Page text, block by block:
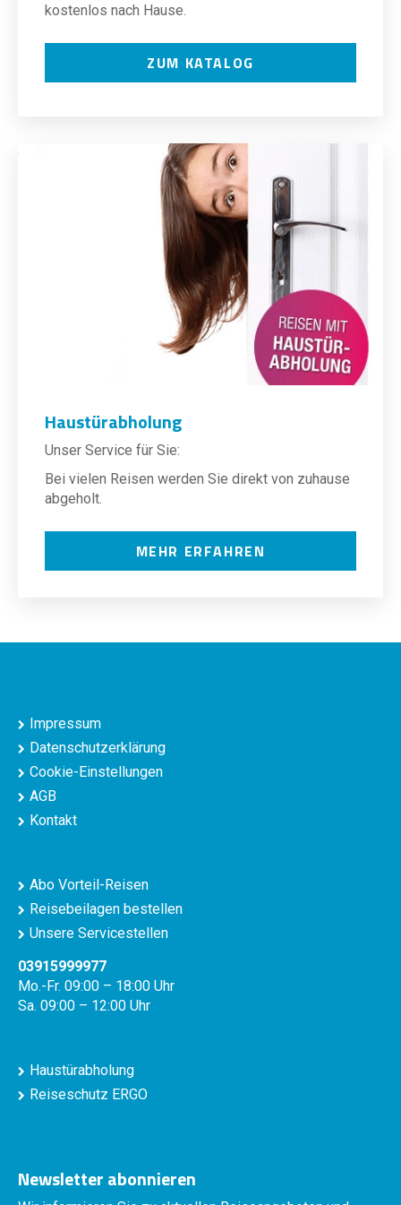
kostenlos nach Hause.
ZUM KATALOG
Haustürabholung
Unser Service für Sie:
Bei vielen Reisen werden Sie direkt von zuhause
abgeholt.
MEHR ERFAHREN
Impressum
Datenschutzerklärung
Cookie-Einstellungen
AGB
Kontakt
Abo Vorteil-Reisen
Reisebeilagen bestellen
Unsere Servicestellen
03915999977
Mo.-Fr. 09:00 – 18:00 Uhr
Sa. 09:00 – 12:00 Uhr
Haustürabholung
Reiseschutz ERGO
Newsletter abonnieren